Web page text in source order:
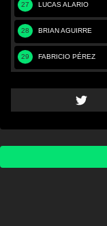
27 LUCAS ALARIO
28 BRIAN AGUIRRE
29 FABRICIO PÉREZ